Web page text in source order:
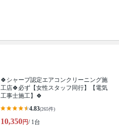
🍀シャープ認定エアコンクリーニング施
工店🍀必ず【女性スタッフ同行】【電気
工事士施工】🍀
4.83(265件)
10,350円/ 1台